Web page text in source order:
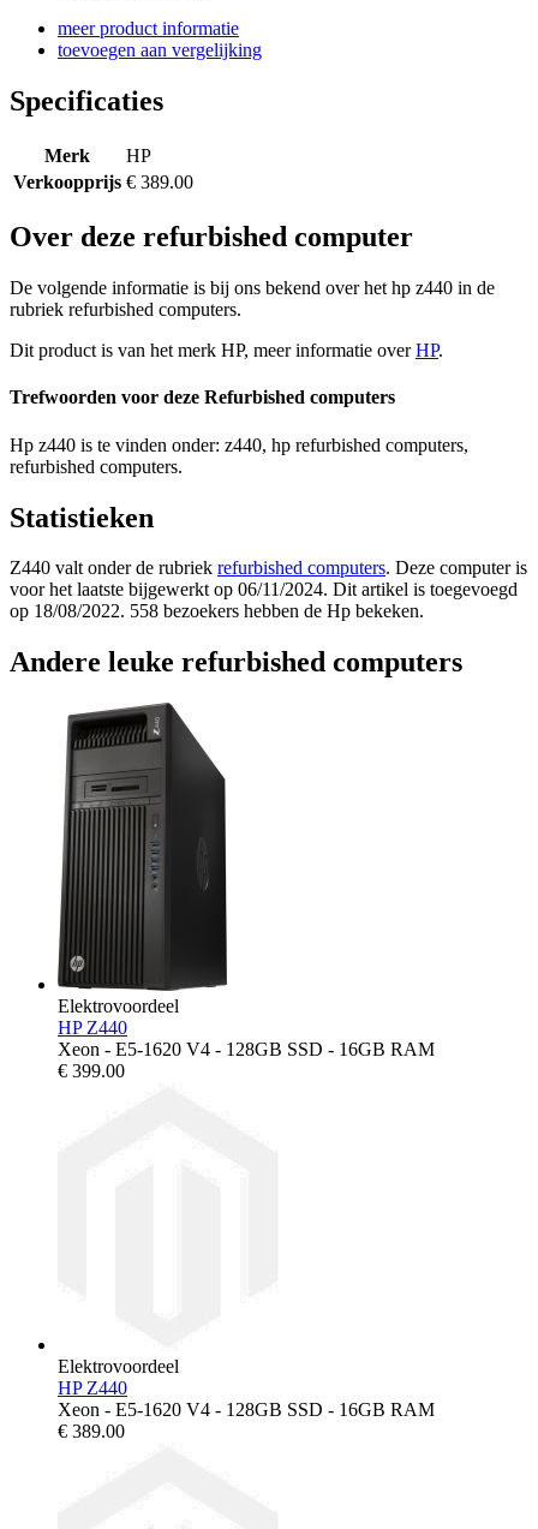
meer product informatie
toevoegen aan vergelijking
Specificaties
Merk
HP
Verkoopprijs € 389.00
Over deze refurbished computer
De volgende informatie is bij ons bekend over het hp z440 in de
rubriek refurbished computers.
Dit product is van het merk HP, meer informatie overHP.
Trefwoorden voor deze Refurbished computers
Hp z440 is te vinden onder: z440, hp refurbished computers,
refurbished computers.
Statistieken
Z440 valt onder de rubriek refurbished computers. Deze computer is
voor het laatste bijgewerkt op 06/11/2024. Dit artikel is toegevoegd
op 18/08/2022. 558 bezoekers hebben de Hp bekeken.
Andere leuke refurbished computers
Elektrovoordeel
HP Z440
Xeon - E5-1620 V4 - 128GB SSD - 16GB RAM
€ 399.00
Elektrovoordeel
HP Z440
Xeon - E5-1620 V4 - 128GB SSD - 16GB RAM
€ 389.00